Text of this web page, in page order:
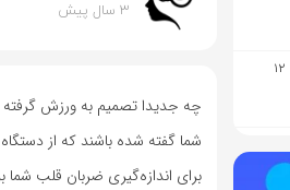
3 سال پیش
چه جدیدا تصمیم به ورزش گرفته
شما گفته شده باشند که از